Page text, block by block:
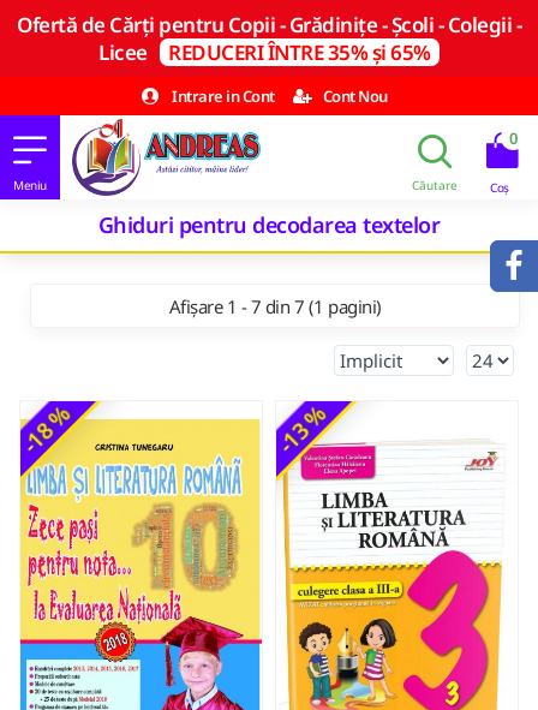
Ofertă de Cărți pentru Copii - Grădinițe - Școli - Colegii -
Licee REDUCERI ÎNTRE 35% și 65%
Intrare in Cont
Cont Nou
0
Ghiduri pentru decodarea textelor
Afișare 1 - 7 din 7 (1 pagini)
-18 % -13 %